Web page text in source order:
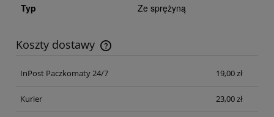
Typ
Ze sprężyną
Koszty dostawy
Cena nie zawiera ewentualnych kosztów płatności
InPost Paczkomaty 24/7
19,00 zł
Kurier 23,00 zł